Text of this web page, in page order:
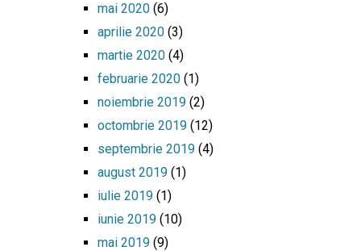
mai 2020(6)
aprilie 2020(3)
martie 2020(4)
februarie 2020(1)
noiembrie 2019(2)
octombrie 2019(12)
septembrie 2019(4)
august 2019(1)
iulie 2019(1)
iunie 2019(10)
mai 2019(9)